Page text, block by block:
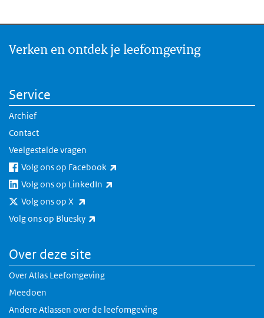
Verken en ontdek je leefomgeving
Service
Archief
Contact
Veelgestelde vragen
Volg ons op Facebook
Volg ons op LinkedIn
Volg ons op X
Volg ons op Bluesky
Over deze site
Over Atlas Leefomgeving
Meedoen
Andere Atlassen over de leefomgeving